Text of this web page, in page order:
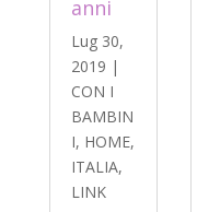
anni
Lug 30,
2019 |
CON I
BAMBIN
I, HOME,
ITALIA,
LINK